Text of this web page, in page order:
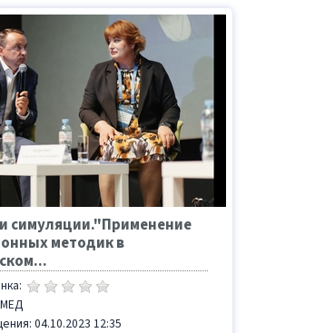
симуляции."Применение
методик в
04.10.2023 12:35